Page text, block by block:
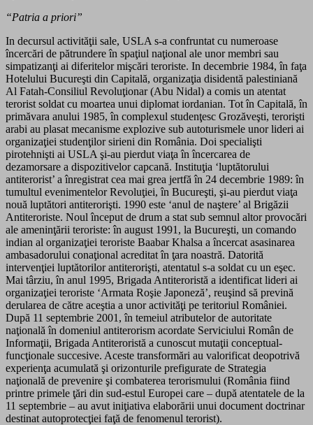
“Patria a priori”
In decursul activităţii sale, USLA s-a confruntat cu numeroase
încercări de pătrundere în spaţiul naţional ale unor membri sau
simpatizanţi ai diferitelor mişcări teroriste. In decembrie 1984, în faţa
Hotelului Bucureşti din Capitală, organizaţia disidentă palestiniană
Al Fatah-Consiliul Revoluţionar (Abu Nidal) a comis un atentat
terorist soldat cu moartea unui diplomat iordanian. Tot în Capitală, în
primăvara anului 1985, în complexul studenţesc Grozăveşti, terorişti
arabi au plasat mecanisme explozive sub autoturismele unor lideri ai
organizaţiei studenţilor sirieni din România. Doi specialişti
pirotehnişti ai USLA şi-au pierdut viaţa în încercarea de
dezamorsare a dispozitivelor capcană. Instituţia ‘luptătorului
antiterorist’ a înregistrat cea mai grea jertfă în 24 decembrie 1989: în
tumultul evenimentelor Revoluţiei, în Bucureşti, şi-au pierdut viaţa
nouă luptători antiterorişti. 1990 este ‘anul de naştere’ al Brigăzii
Antiteroriste. Noul început de drum a stat sub semnul altor provocări
ale ameninţării teroriste: în august 1991, la Bucureşti, un comando
indian al organizaţiei teroriste Baabar Khalsa a încercat asasinarea
ambasadorului conaţional acreditat în ţara noastră. Datorită
intervenţiei luptătorilor antiterorişti, atentatul s-a soldat cu un eşec.
Mai târziu, în anul 1995, Brigada Antiteroristă a identificat lideri ai
organizaţiei teroriste ‘Armata Roşie Japoneză’, reuşind să prevină
derularea de către aceştia a unor activităţi pe teritoriul României.
După 11 septembrie 2001, în temeiul atributelor de autoritate
naţională în domeniul antiterorism acordate Serviciului Român de
Informaţii, Brigada Antiteroristă a cunoscut mutaţii conceptual-
funcţionale succesive. Aceste transformări au valorificat deopotrivă
experienţa acumulată şi orizonturile prefigurate de Strategia
naţională de prevenire şi combaterea terorismului (România fiind
printre primele ţări din sud-estul Europei care – după atentatele de la
11 septembrie – au avut iniţiativa elaborării unui document doctrinar
destinat autoprotecţiei faţă de fenomenul terorist).